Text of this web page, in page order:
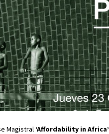
Magistral ‘Affordability in Africa’